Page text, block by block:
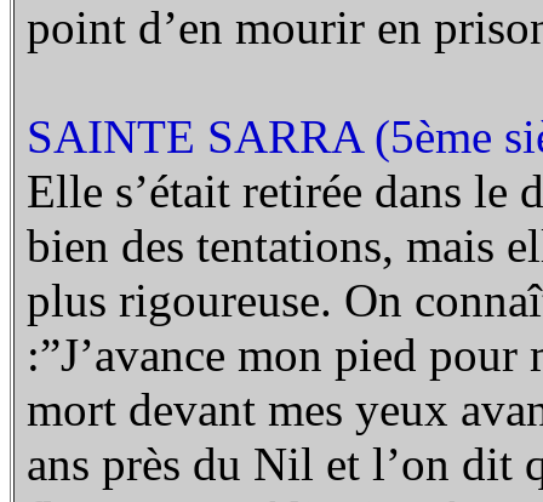
point d’en mourir en
SAINTE SARRA (5ème
Elle s’était retirée dans le
bien des tentations, mais
plus rigoureuse. On
:”J’avance mon pied
mort devant mes yeux
ans près du Nil et l’on dit